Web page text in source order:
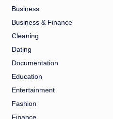
Business
Business & Finance
Cleaning
Dating
Documentation
Education
Entertainment
Fashion
Finance